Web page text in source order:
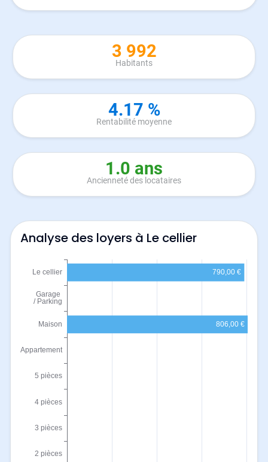
3 992
Habitants
4.17 %
Rentabilité moyenne
1.0 ans
Ancienneté des locataires
Analyse des loyers à Le cellier